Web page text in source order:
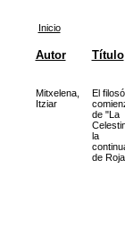
Inicio
Autor Título
Mitxelena,
Itziar
El
de "La
la
de